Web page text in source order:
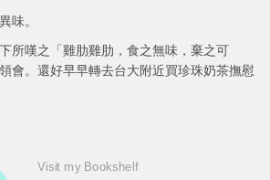
味。
所嘆之「雞肋雞肋，食之無味，棄之可
會。還好早早轉去台大附近買珍珠奶茶撫慰